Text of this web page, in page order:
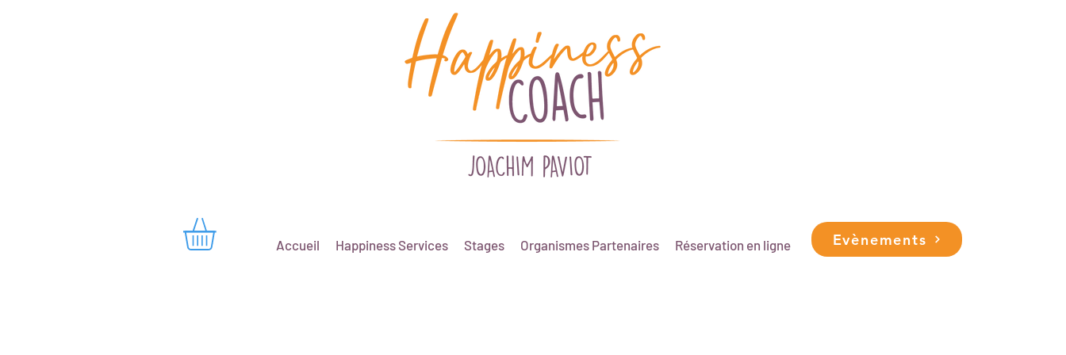
Accueil Happiness Services Stages Organismes Partenaires Réservation en ligne Evènements